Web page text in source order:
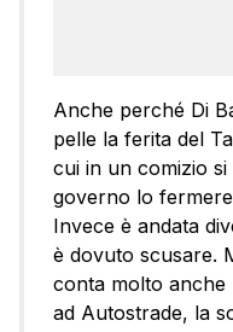
Anche perché Di
pelle la ferita del
cui in un comizio
governo lo
Invece è andata
è dovuto scusare.
conta molto anche
ad Autostrade, la